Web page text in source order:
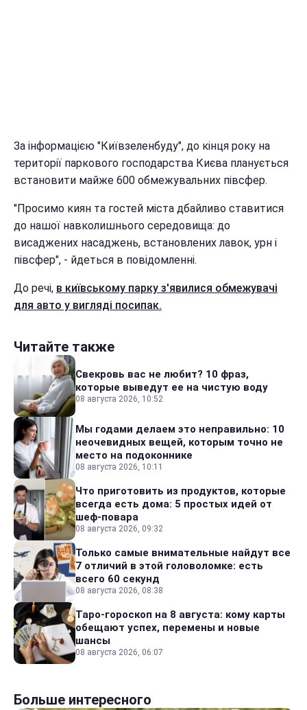
За інформацією "Київзеленбуду", до кінця року на
території паркового господарства Києва планується
встановити майже 600 обмежувальних півсфер.
"Просимо киян та гостей міста дбайливо ставитися
до нашої навколишнього середовища: до
висаджених насаджень, встановлених лавок, урн і
півсфер", - йдеться в повідомленні.
До речі, в київському парку з'явилися обмежувачі
для авто у вигляді посипак.
Читайте также
Свекровь вас не любит? 10 фраз,
которые выведут ее на чистую воду
08 августа 2026, 10:52
Мы годами делаем это неправильно: 10
неочевидных вещей, которым точно не
место на подоконнике
08 августа 2026, 10:11
Что приготовить из продуктов, которые
всегда есть дома: 5 простых идей от
шеф-повара
08 августа 2026, 09:32
Только самые внимательные найдут все
7 отличий в этой головоломке: есть
всего 60 секунд
08 августа 2026, 08:38
Таро-гороскоп на 8 августа: кому карты
обещают успех, перемены и новые
шансы
08 августа 2026, 06:07
Больше интересного